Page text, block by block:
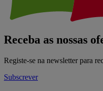
Receba as nossas
Registe-se na newsletter para
Subscrever